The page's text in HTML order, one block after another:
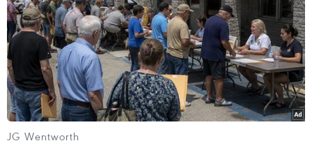
15/02/2021 10:09
Tính đến thời điểm sáng 15/2, tình hình dịch bệnh trên
địa bàn Thành phố Hồ Chí Minh đã tương đối ổn định,
cơ bản đã được kiểm soát với 35 ca bệnh được ghi
nhận.
JG Wentworth